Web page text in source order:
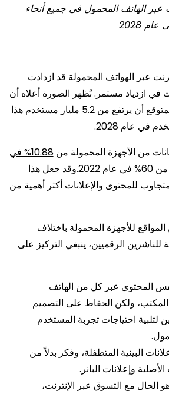
عبر الهاتف المحمول في جميع أنحاء
عبر الهواتف المحمولة قد ازدادت
ازدياد مستمر. تُظهر الصورة أعلاه أن
عدد المستخدمين من المتوقع أن يرتفع من 5.2 مليار مستخدم هذا
من الأجهزة المحمولة من
10.88% في
وقد جعل هذا
للمحتوى والإعلانات أكثر أهمية من
للأجهزة المحمولة باختلاف
للناشرين الرقميين، ينبغي التركيز على
المحتوى عبر كل من الهاتف
ولكن الحفاظ على التصميم
لتلبية احتياجات تجربة المستخدم
البينية المتطفلة، وفكر بدلاً من
وإعلانات البانر.
الحال مع التسوق عبر الإنترنت،